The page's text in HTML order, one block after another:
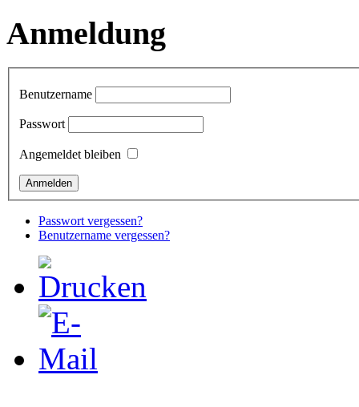
Anmeldung
Benutzername
Passwort
Angemeldet bleiben
Passwort vergessen?
Benutzername vergessen?